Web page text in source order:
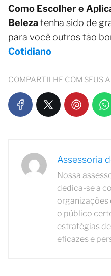
Como Escolher e
Belezatenha sido de
para você outros tão
Cotidiano
COMPARTILHE COM SEUS
Assessoria
Nossa
dedica-se a
organizações
o público
estratégias
eficazes e